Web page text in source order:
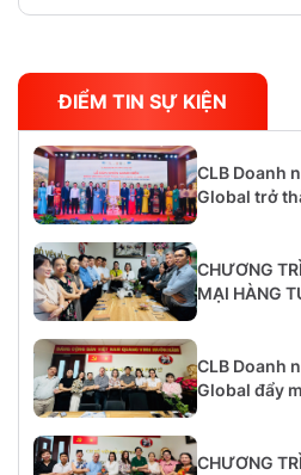
ĐIỂM TIN SỰ KIỆN
CLB Doanh
Global trở
CHƯƠNG
MẠI HÀNG
TRIỂN
CLB Doanh
Global đẩy
CHƯƠNG